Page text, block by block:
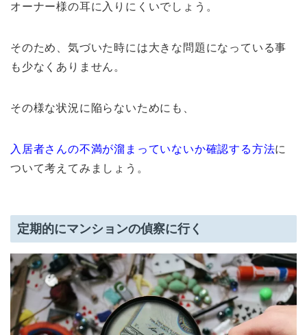
オーナー様の耳に入りにくいでしょう。
そのため、気づいた時には大きな問題になっている事
も少なくありません。
その様な状況に陥らないためにも、
入居者さんの不満が溜まっていないか確認する方法に
ついて考えてみましょう。
定期的にマンションの偵察に行く